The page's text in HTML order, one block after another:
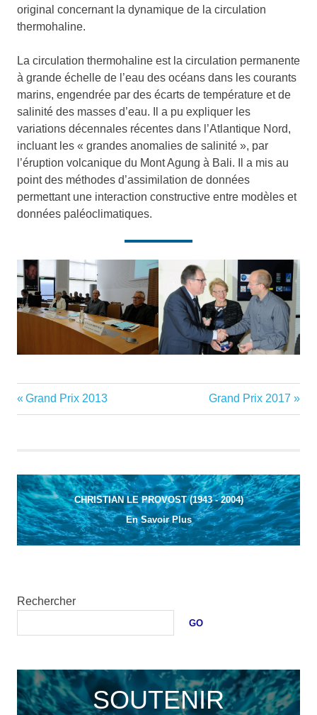
original concernant la dynamique de la circulation
thermohaline.
La circulation thermohaline est la circulation permanente
à grande échelle de l’eau des océans dans les courants
marins, engendrée par des écarts de température et de
salinité des masses d’eau. Il a pu expliquer les
variations décennales récentes dans l’Atlantique Nord,
incluant les « grandes anomalies de salinité », par
l’éruption volcanique du Mont Agung à Bali. Il a mis au
point des méthodes d’assimilation de données
permettant une interaction constructive entre modèles et
données paléoclimatiques.
Navigation
Previous
Post:
Grand Prix 2013
Next
Post:
Grand Prix 2017
CHRISTIAN LE PROVOST (1943 - 2004)
En Savoir Plus
Rechercher
GO
SOUTENIR